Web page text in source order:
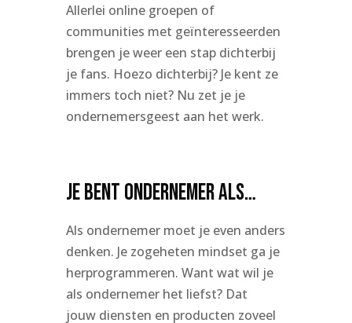
Allerlei online groepen of
communities met geïnteresseerden
brengen je weer een stap dichterbij
je fans. Hoezo dichterbij? Je kent ze
immers toch niet? Nu zet je je
ondernemersgeest aan het werk.
Je bent ondernemer als…
Als ondernemer moet je even anders
denken. Je zogeheten mindset ga je
herprogrammeren. Want wat wil je
als ondernemer het liefst? Dat
jouw diensten en producten zoveel